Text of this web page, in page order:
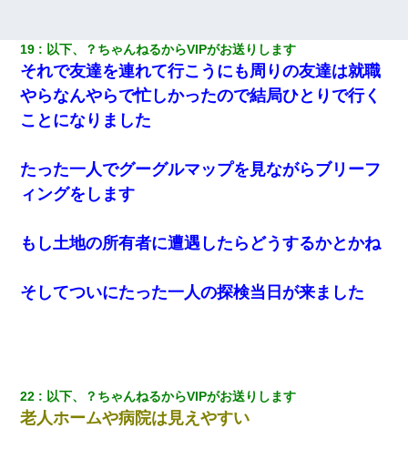
19 以下、？ちゃんねるからVIPがお送りします
それで友達を連れて行こうにも周りの友達は就職
やらなんやらで忙しかったので結局ひとりで行く
ことになりました
たった一人でグーグルマップを見ながらブリーフ
ィングをします
もし土地の所有者に遭遇したらどうするかとかね
そしてついにたった一人の探検当日が来ました
22 以下、？ちゃんねるからVIPがお送りします
老人ホームや病院は見えやすい